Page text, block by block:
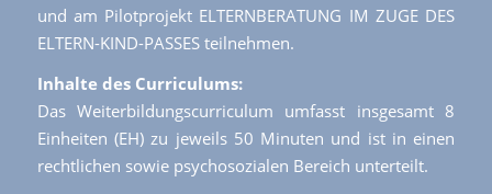
und am Pilotprojekt ELTERNBERATUNG IM ZUGE DES
ELTERN-KIND-PASSES teilnehmen.
Inhalte des Curriculums:
Das Weiterbildungscurriculum umfasst insgesamt 8
Einheiten (EH) zu jeweils 50 Minuten und ist in einen
rechtlichen sowie psychosozialen Bereich unterteilt.